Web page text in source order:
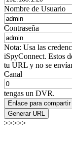
Nombre de Usuario
Contraseña
Nota: Usa las
iSpyConnect. Estos
tu URL y no se
Canal
tengas un DVR.
Enlace para compartir
Generar URL
>>>>>